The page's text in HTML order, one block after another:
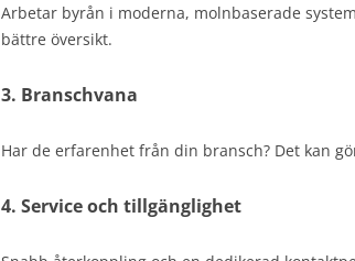
Arbetar byrån i moderna, molnbaserade
bättre översikt.
3. Branschvana
Har de erfarenhet från din bransch? Det kan
4. Service och tillgänglighet